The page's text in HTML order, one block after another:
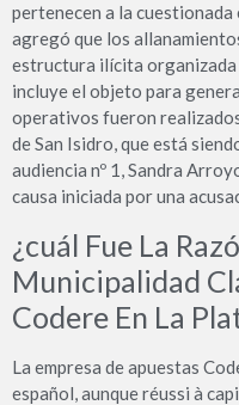
pertenecen a la cuestionada
agregó que los
estructura ilícita organizada
incluye el objeto para
operativos fueron
de San Isidro, que está
audiencia nº 1, Sandra
causa iniciada por una
¿cuál Fue La
Municipalidad
Codere En La
La empresa de apuestas
español, aunque réussi à